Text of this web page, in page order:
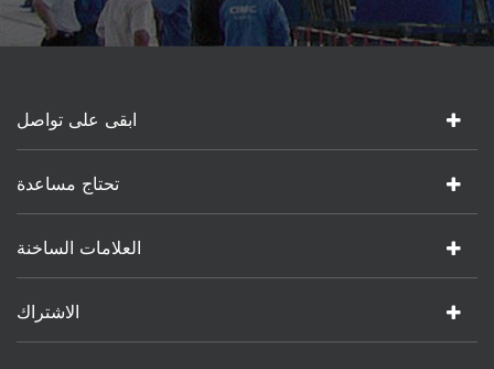
ابقى على تواصل
تحتاج مساعدة
العلامات الساخنة
الاشتراك